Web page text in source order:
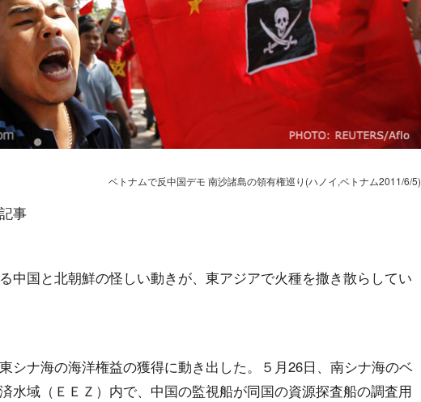
ベトナムで反中国デモ 南沙諸島の領有権巡り(ハノイ,ベトナム2011/6/5)
事
中国と北朝鮮の怪しい動きが、東アジアで火種を撒き散らしてい
シナ海の海洋権益の獲得に動き出した。５月26日、南シナ海のベ
水域（ＥＥＺ）内で、中国の監視船が同国の資源探査船の調査用